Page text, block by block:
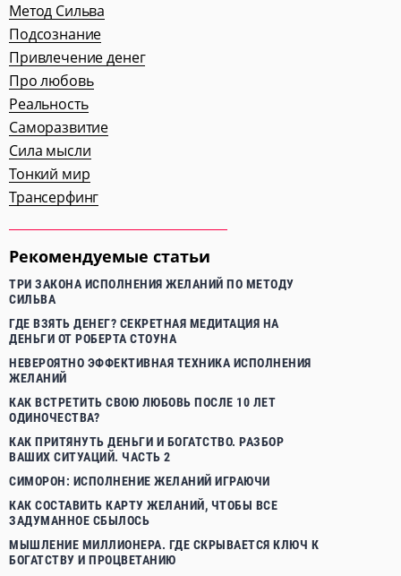
Метод Сильва
Подсознание
Привлечение денег
Про любовь
Реальность
Саморазвитие
Сила мысли
Тонкий мир
Трансерфинг
Рекомендуемые статьи
ТРИ ЗАКОНА ИСПОЛНЕНИЯ ЖЕЛАНИЙ ПО МЕТОДУ
СИЛЬВА
ГДЕ ВЗЯТЬ ДЕНЕГ? СЕКРЕТНАЯ МЕДИТАЦИЯ НА
ДЕНЬГИ ОТ РОБЕРТА СТОУНА
НЕВЕРОЯТНО ЭФФЕКТИВНАЯ ТЕХНИКА ИСПОЛНЕНИЯ
ЖЕЛАНИЙ
КАК ВСТРЕТИТЬ СВОЮ ЛЮБОВЬ ПОСЛЕ 10 ЛЕТ
ОДИНОЧЕСТВА?
КАК ПРИТЯНУТЬ ДЕНЬГИ И БОГАТСТВО. РАЗБОР
ВАШИХ СИТУАЦИЙ. ЧАСТЬ 2
СИМОРОН: ИСПОЛНЕНИЕ ЖЕЛАНИЙ ИГРАЮЧИ
КАК СОСТАВИТЬ КАРТУ ЖЕЛАНИЙ, ЧТОБЫ ВСЕ
ЗАДУМАННОЕ СБЫЛОСЬ
МЫШЛЕНИЕ МИЛЛИОНЕРА. ГДЕ СКРЫВАЕТСЯ КЛЮЧ К
БОГАТСТВУ И ПРОЦВЕТАНИЮ